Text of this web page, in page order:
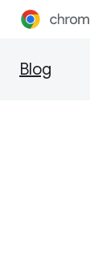
Blog